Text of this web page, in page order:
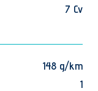
7 Cv
148 g/km
1